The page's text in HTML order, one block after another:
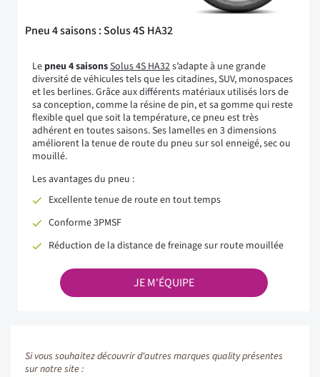
Pneu 4 saisons : Solus 4S HA32
Le pneu 4 saisonsSolus 4S HA32s’adapte à une grande
diversité de véhicules tels que les citadines, SUV, monospaces
et les berlines. Grâce aux différents matériaux utilisés lors de
sa conception, comme la résine de pin, et sa gomme qui reste
flexible quel que soit la température, ce pneu est très
adhérent en toutes saisons. Ses lamelles en 3 dimensions
améliorent la tenue de route du pneu sur sol enneigé, sec ou
mouillé.
Les avantages du pneu :
Excellente tenue de route en tout temps
Conforme 3PMSF
Réduction de la distance de freinage sur route mouillée
JE M'ÉQUIPE
Si vous souhaitez découvrir d'autres marques quality présentes
sur notre site :